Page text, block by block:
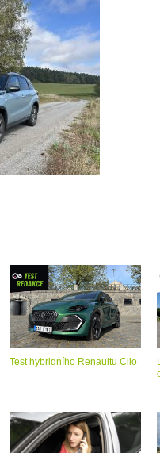
Test hybridního Renaultu Clio